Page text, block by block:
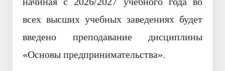
всех высших учебных заведениях будет
введено преподавание дисциплины
«Основы предпринимательства».